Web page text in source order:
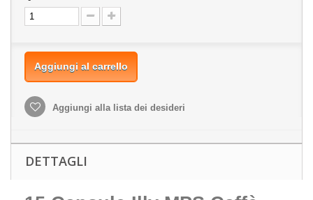
Aggiungi al carrello
Aggiungi alla lista dei desideri
DETTAGLI